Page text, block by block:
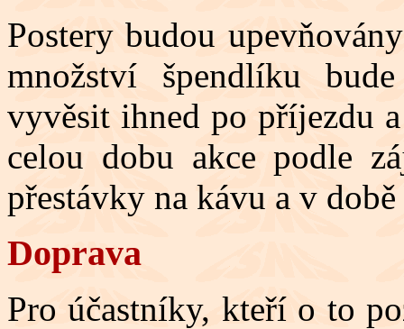
Postery budou
množství špendlíku
vyvěsit ihned po příjezdu
celou dobu akce podle
přestávky na kávu a v době
Doprava
Pro účastníky, kteří o to